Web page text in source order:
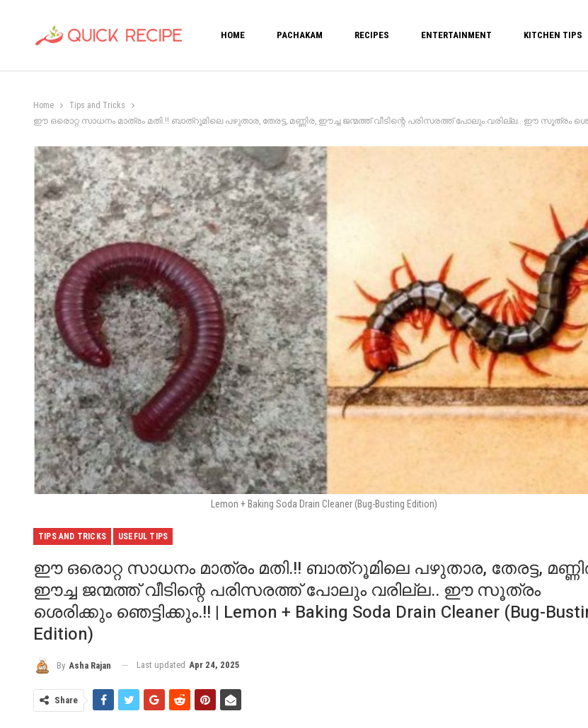
HOME PACHAKAM RECIPES ENTERTAINMENT KITCHEN TIPS
Home
Tips and Tricks
ഈ ഒരൊറ്റ സാധനം മാത്രം മതി.!! ബാത്റൂമിലെ പഴുതാര, തേരട്ട, മണ്ണിര, ഈച്ച ജന്മത്ത് വീടിന്റെ പരിസരത്ത് പോലും വരില്ല.. ഈ സൂത്രം ശെരിക്കും
Lemon + Baking Soda Drain Cleaner (Bug-Busting Edition)
TIPS AND TRICKS USEFUL TIPS
ഈ ഒരൊറ്റ സാധനം മാത്രം മതി.!! ബാത്റൂമിലെ പഴുതാര, തേരട്ട,
ഈച്ച ജന്മത്ത് വീടിന്റെ പരിസരത്ത് പോലും വരില്ല.. ഈ സൂത്രം
ശെരിക്കും ഞെട്ടിക്കും.!! | Lemon + Baking Soda Drain Cleaner (Bug-
Edition)
By Asha Rajan Last updated Apr 24, 2025
Share